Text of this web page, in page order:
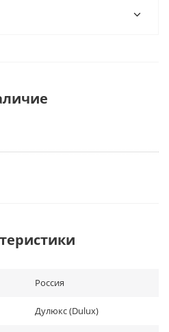
Россия
Дулюкс (Dulux)